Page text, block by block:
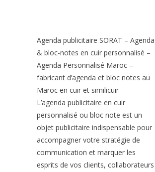
Agenda publicitaire SORAT – Agenda
& bloc-notes en cuir personnalisé –
Agenda Personnalisé Maroc –
fabricant d’agenda et bloc notes au
Maroc en cuir et similicuir
L’agenda publicitaire en cuir
personnalisé ou bloc note est un
objet publicitaire indispensable pour
accompagner votre stratégie de
communication et marquer les
esprits de vos clients, collaborateurs